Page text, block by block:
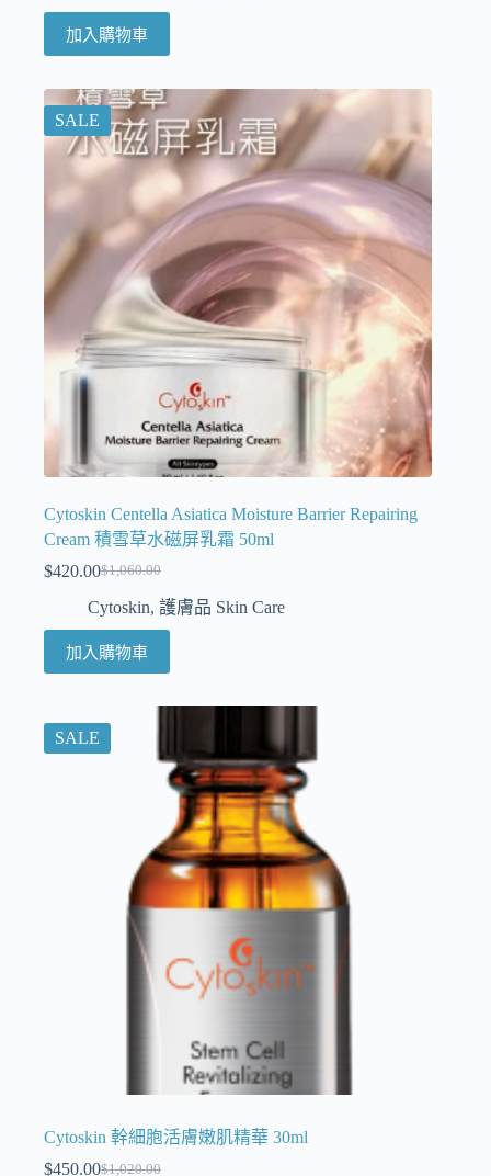
加入購物車
SALE
Cytoskin Centella Asiatica Moisture Barrier Repairing
Cream 積雪草水磁屏乳霜 50ml
$1,060.00
$420.00
Cytoskin, 護膚品 Skin Care
加入購物車
SALE
Cytoskin 幹細胞活膚嫩肌精華 30ml
$1,020.00
$450.00